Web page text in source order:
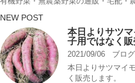
NEW POST
本日よりサツ
子用ではなく販
2021/09/06
ブログ
本日よりサツマイ
く販売します。